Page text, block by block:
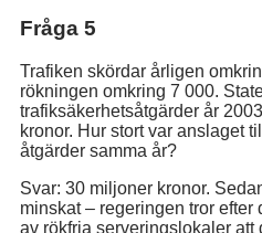
Fråga 5
Trafiken skördar årligen
rökningen omkring 7 000.
trafiksäkerhetsåtgärder år
kronor. Hur stort var anslaget
åtgärder samma år?
Svar: 30 miljoner kronor.
minskat – regeringen tror efter
av rökfria serveringslokaler att